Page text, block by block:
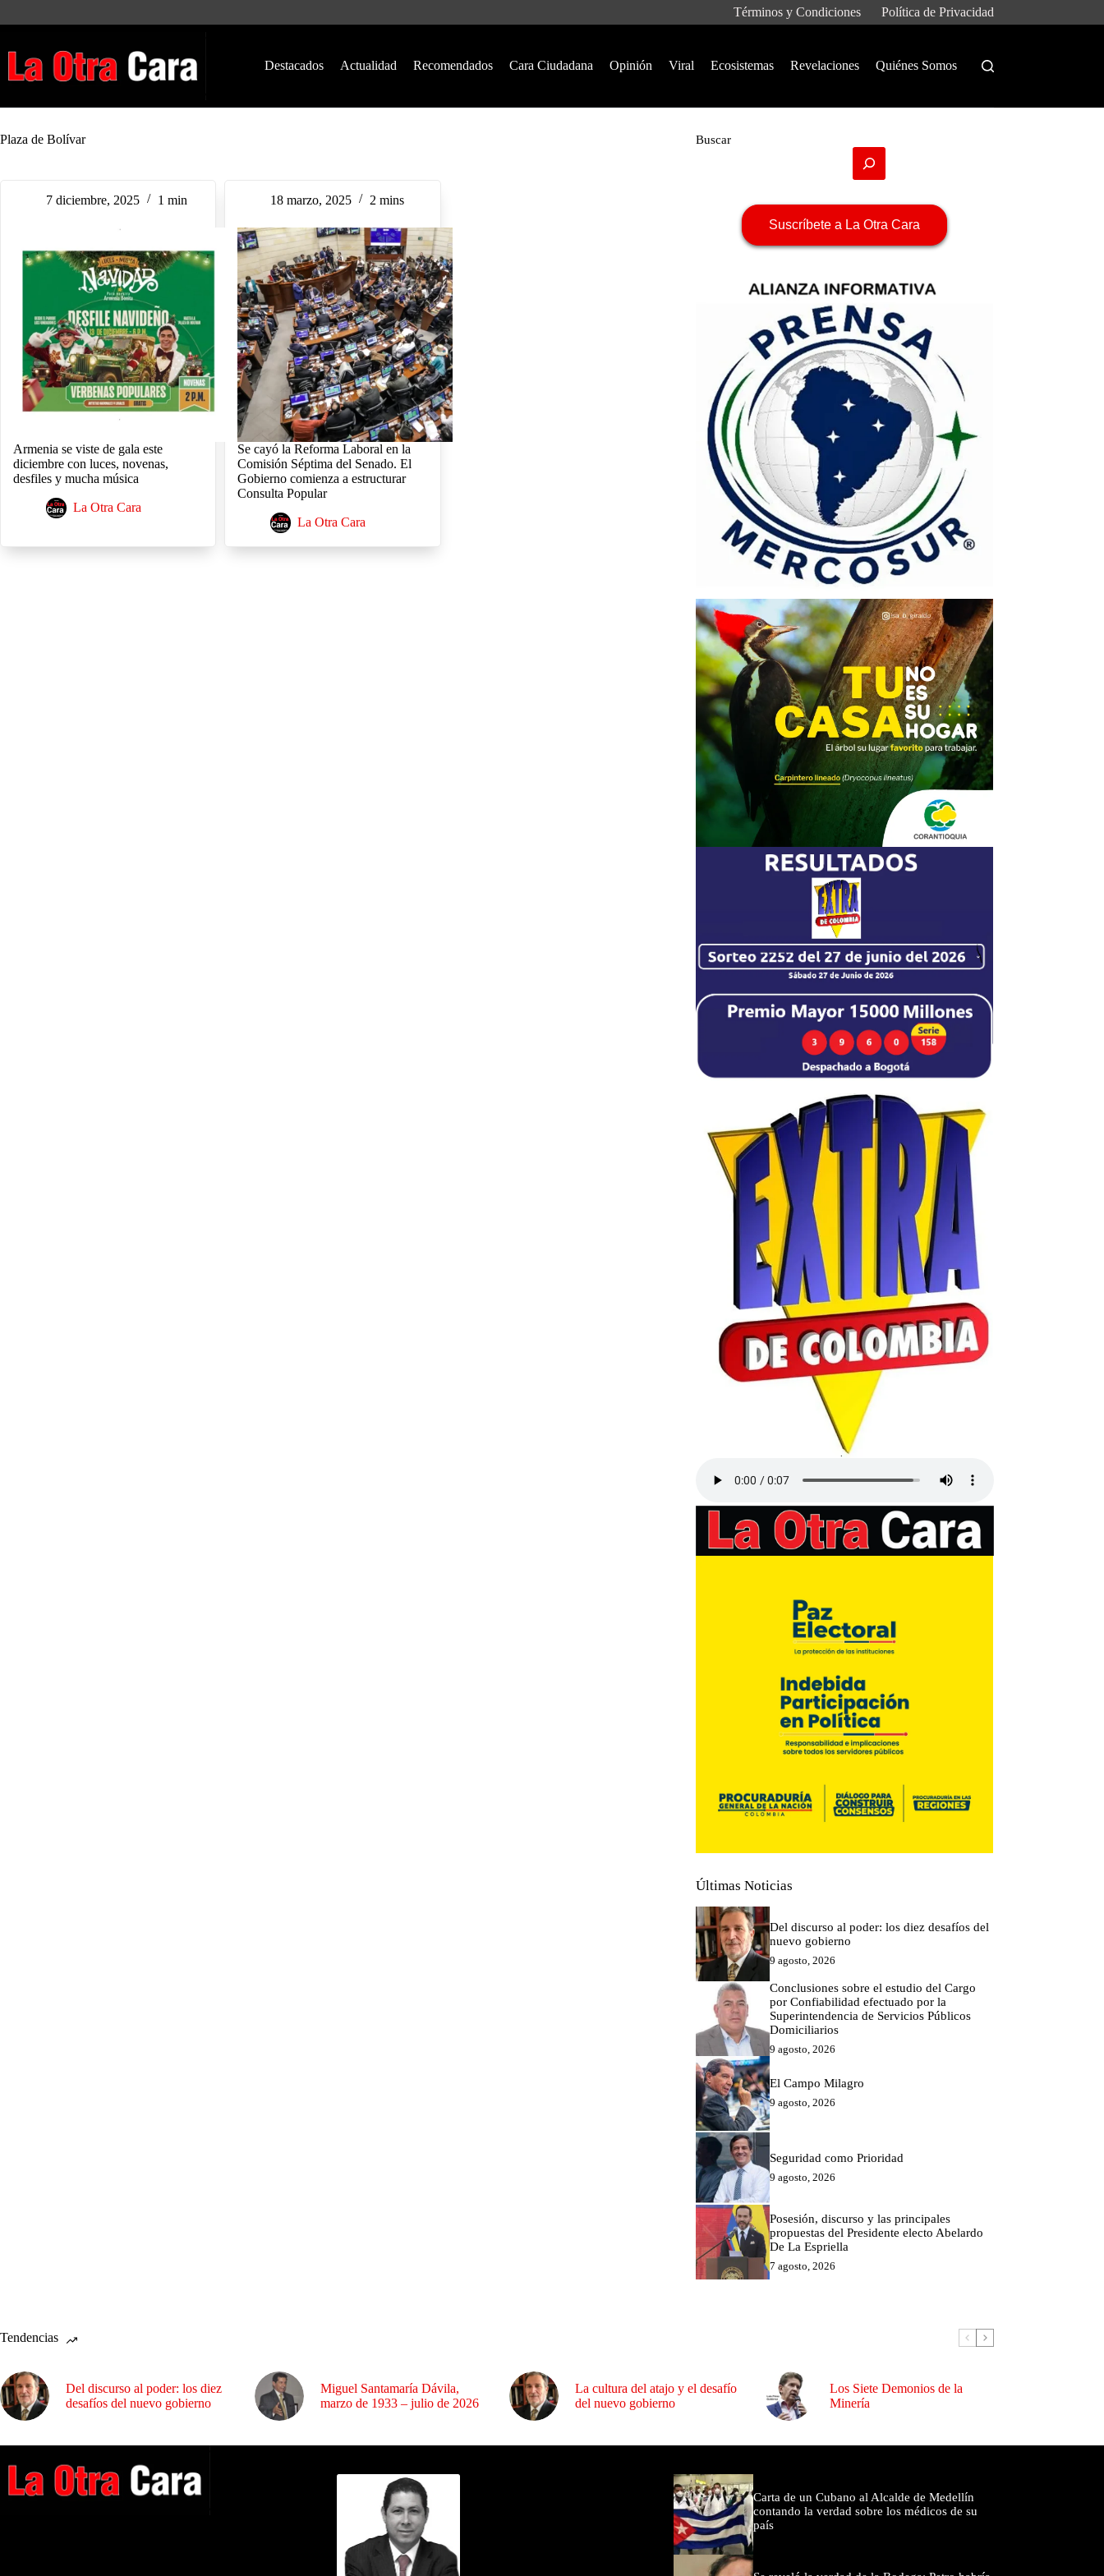
Términos y Condiciones Política de Privacidad
Destacados Actualidad Recomendados Cara Ciudadana Opinión Viral Ecosistemas Revelaciones Quiénes Somos
Plaza de Bolívar
7 diciembre, 2025 1 min
Armenia se viste de gala este
diciembre con luces, novenas,
desfiles y mucha música
La Otra Cara
18 marzo, 2025 2 mins
Se cayó la Reforma Laboral en la
Comisión Séptima del Senado. El
Gobierno comienza a estructurar
Consulta Popular
La Otra Cara
Buscar
Suscríbete a La Otra Cara
Últimas Noticias
Del discurso al poder: los diez desafíos del
nuevo gobierno
9 agosto, 2026
Conclusiones sobre el estudio del Cargo
por Confiabilidad efectuado por la
Superintendencia de Servicios Públicos
Domiciliarios
9 agosto, 2026
El Campo Milagro
9 agosto, 2026
Seguridad como Prioridad
9 agosto, 2026
Posesión, discurso y las principales
propuestas del Presidente electo Abelardo
De La Espriella
7 agosto, 2026
Tendencias
Del discurso al poder: los diez
desafíos del nuevo gobierno
Miguel Santamaría Dávila,
marzo de 1933 – julio de 2026
La cultura del atajo y el desafío
del nuevo gobierno
Los Siete Demonios de la
Minería
Carta de un Cubano al Alcalde de Medellín
contando la verdad sobre los médicos de su
país